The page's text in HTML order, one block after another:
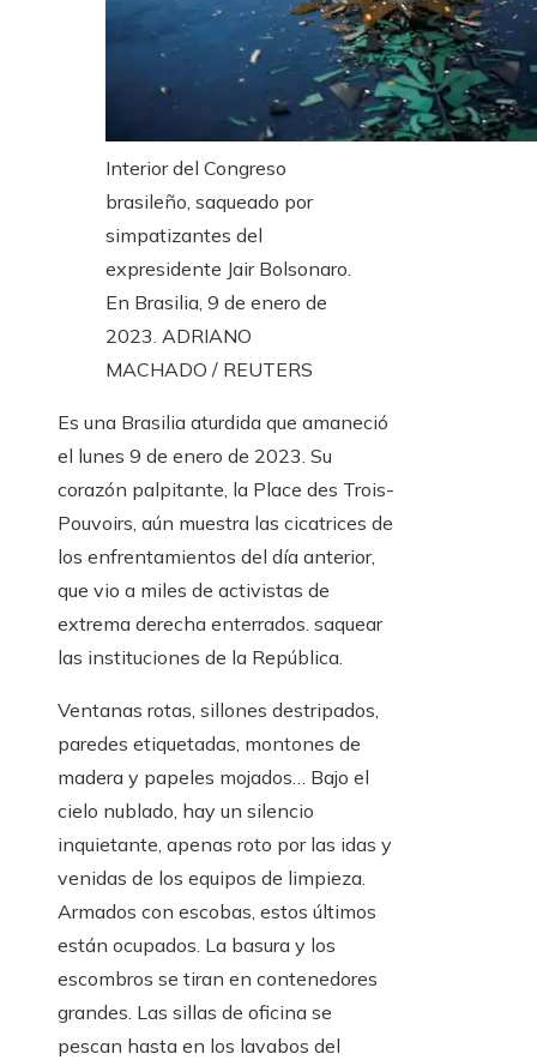
Interior del Congreso
brasileño, saqueado por
simpatizantes del
expresidente Jair Bolsonaro.
En Brasilia, 9 de enero de
2023. ADRIANO
MACHADO / REUTERS
Es una Brasilia aturdida que amaneció
el lunes 9 de enero de 2023. Su
corazón palpitante, la Place des Trois-
Pouvoirs, aún muestra las cicatrices de
los enfrentamientos del día anterior,
que vio a miles de activistas de
extrema derecha enterrados. saquear
las instituciones de la República.
Ventanas rotas, sillones destripados,
paredes etiquetadas, montones de
madera y papeles mojados… Bajo el
cielo nublado, hay un silencio
inquietante, apenas roto por las idas y
venidas de los equipos de limpieza.
Armados con escobas, estos últimos
están ocupados. La basura y los
escombros se tiran en contenedores
grandes. Las sillas de oficina se
pescan hasta en los lavabos del